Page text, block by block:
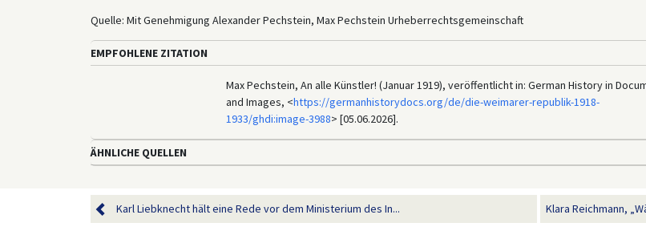
Quelle: Mit Genehmigung Alexander Pechstein, Max Pechstein Urheberrechtsgemeinschaft
EMPFOHLENE ZITATION
Max Pechstein, An alle Künstler! (Januar 1919), veröffentlicht in: German History in
and Images, <https://germanhistorydocs.org/de/die-weimarer-republik-1918-
1933/ghdi:image-3988> [05.06.2026].
ÄHNLICHE QUELLEN
Karl Liebknecht hält eine Rede vor dem Ministerium des In... Klara Reichmann,